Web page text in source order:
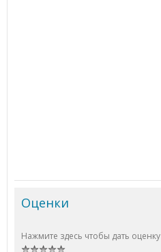
Оценки
Нажмите здесь чтобы дать оценку